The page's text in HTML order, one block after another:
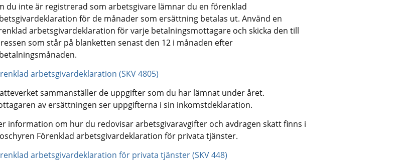
du inte är registrerad som arbetsgivare lämnar du en förenklad
för de månader som ersättning betalas ut. Använd en
arbetsgivardeklaration för varje betalningsmottagare och skicka den till
som står på blanketten senast den 12 i månaden efter
arbetsgivardeklaration (SKV 4805)
sammanställer de uppgifter som du har lämnat under året.
av ersättningen ser uppgifterna i sin inkomstdeklaration.
information om hur du redovisar arbetsgivaravgifter och avdragen skatt finns i
Förenklad arbetsgivardeklaration för privata tjänster.
arbetsgivardeklaration för privata tjänster (SKV 448)